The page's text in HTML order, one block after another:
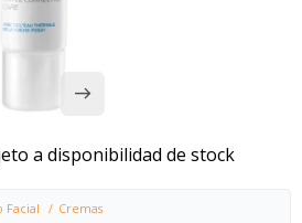
a disponibilidad de stock
Facial Cremas